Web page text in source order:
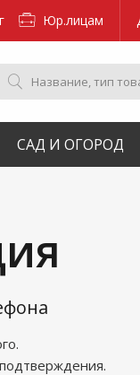
Юр.лицам
САД И ОГОРОД